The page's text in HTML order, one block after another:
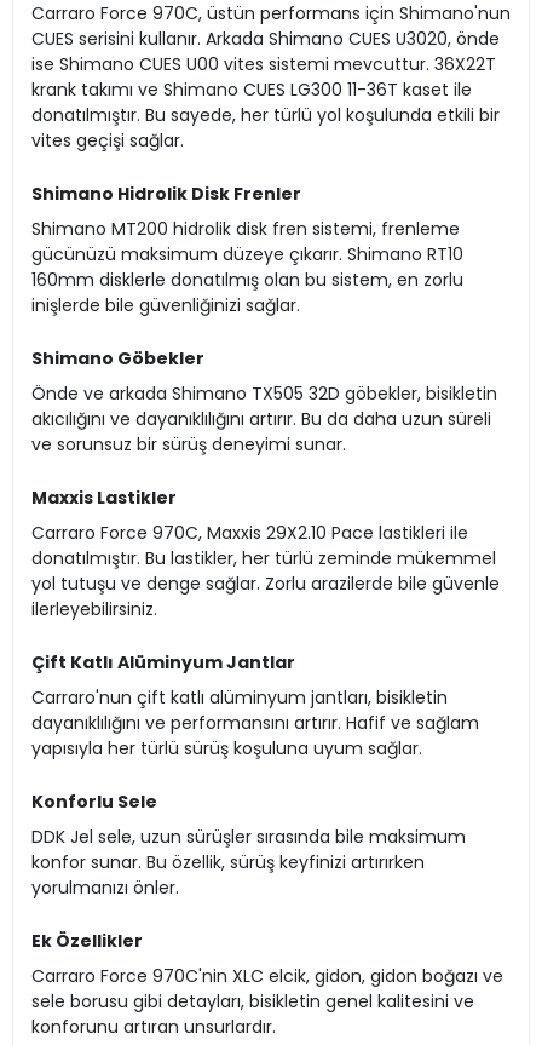
Carraro Force 970C, üstün performans için Shimano'nun
CUES serisini kullanır. Arkada Shimano CUES U3020, önde
ise Shimano CUES U00 vites sistemi mevcuttur. 36X22T
krank takımı ve Shimano CUES LG300 11-36T kaset ile
donatılmıştır. Bu sayede, her türlü yol koşulunda etkili bir
vites geçişi sağlar.
Shimano Hidrolik Disk Frenler
Shimano MT200 hidrolik disk fren sistemi, frenleme
gücünüzü maksimum düzeye çıkarır. Shimano RT10
160mm disklerle donatılmış olan bu sistem, en zorlu
inişlerde bile güvenliğinizi sağlar.
Shimano Göbekler
Önde ve arkada Shimano TX505 32D göbekler, bisikletin
akıcılığını ve dayanıklılığını artırır. Bu da daha uzun süreli
ve sorunsuz bir sürüş deneyimi sunar.
Maxxis Lastikler
Carraro Force 970C, Maxxis 29X2.10 Pace lastikleri ile
donatılmıştır. Bu lastikler, her türlü zeminde mükemmel
yol tutuşu ve denge sağlar. Zorlu arazilerde bile güvenle
ilerleyebilirsiniz.
Çift Katlı Alüminyum Jantlar
Carraro'nun çift katlı alüminyum jantları, bisikletin
dayanıklılığını ve performansını artırır. Hafif ve sağlam
yapısıyla her türlü sürüş koşuluna uyum sağlar.
Konforlu Sele
DDK Jel sele, uzun sürüşler sırasında bile maksimum
konfor sunar. Bu özellik, sürüş keyfinizi artırırken
yorulmanızı önler.
Ek Özellikler
Carraro Force 970C'nin XLC elcik, gidon, gidon boğazı ve
sele borusu gibi detayları, bisikletin genel kalitesini ve
konforunu artıran unsurlardır.